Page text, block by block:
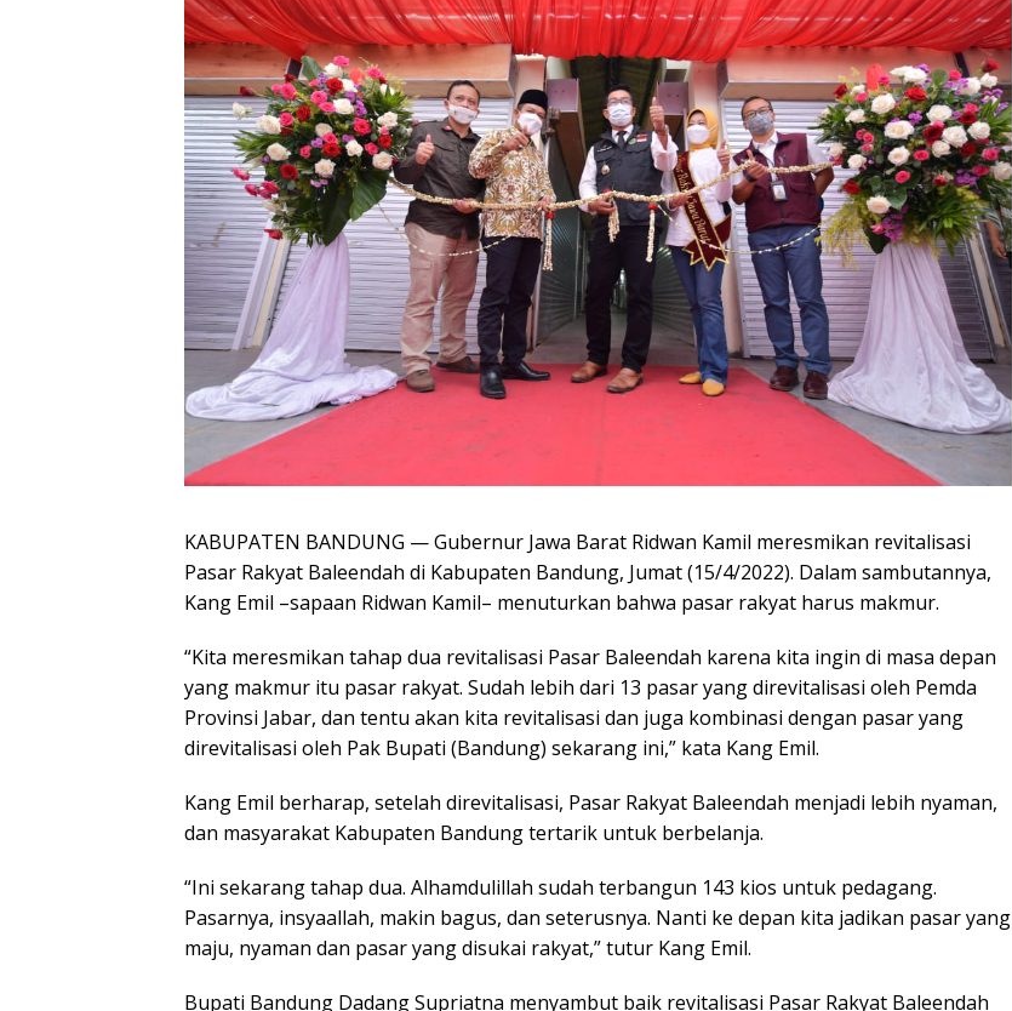
KABUPATEN BANDUNG — Gubernur Jawa Barat Ridwan Kamil meresmikan revitalisasi
Pasar Rakyat Baleendah di Kabupaten Bandung, Jumat (15/4/2022). Dalam sambutannya,
Kang Emil –sapaan Ridwan Kamil– menuturkan bahwa pasar rakyat harus makmur.
“Kita meresmikan tahap dua revitalisasi Pasar Baleendah karena kita ingin di masa depan
yang makmur itu pasar rakyat. Sudah lebih dari 13 pasar yang direvitalisasi oleh Pemda
Provinsi Jabar, dan tentu akan kita revitalisasi dan juga kombinasi dengan pasar yang
direvitalisasi oleh Pak Bupati (Bandung) sekarang ini,” kata Kang Emil.
Kang Emil berharap, setelah direvitalisasi, Pasar Rakyat Baleendah menjadi lebih nyaman,
dan masyarakat Kabupaten Bandung tertarik untuk berbelanja.
“Ini sekarang tahap dua. Alhamdulillah sudah terbangun 143 kios untuk pedagang.
Pasarnya, insyaallah, makin bagus, dan seterusnya. Nanti ke depan kita jadikan pasar yang
maju, nyaman dan pasar yang disukai rakyat,” tutur Kang Emil.
Bupati Bandung Dadang Supriatna menyambut baik revitalisasi Pasar Rakyat Baleendah